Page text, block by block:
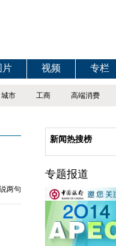
片 视频 专栏
城市 工商 高端消费
两句
新闻热搜榜
专题报道